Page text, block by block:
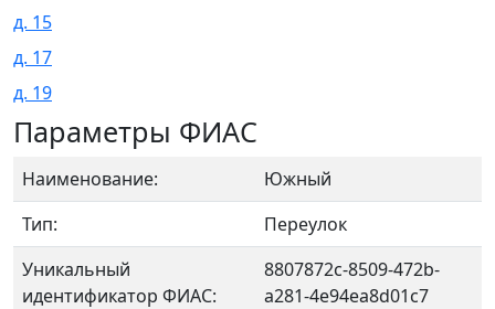
д. 15
д. 17
д. 19
Параметры ФИАС
Наименование:
Южный
Тип:
Переулок
Уникальный
идентификатор ФИАС:
8807872c-8509-472b-
a281-4e94ea8d01c7